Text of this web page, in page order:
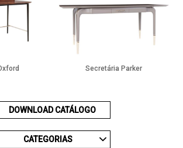
Secretária Parker
DOWNLOAD CATÁLOGO
CATEGORIAS